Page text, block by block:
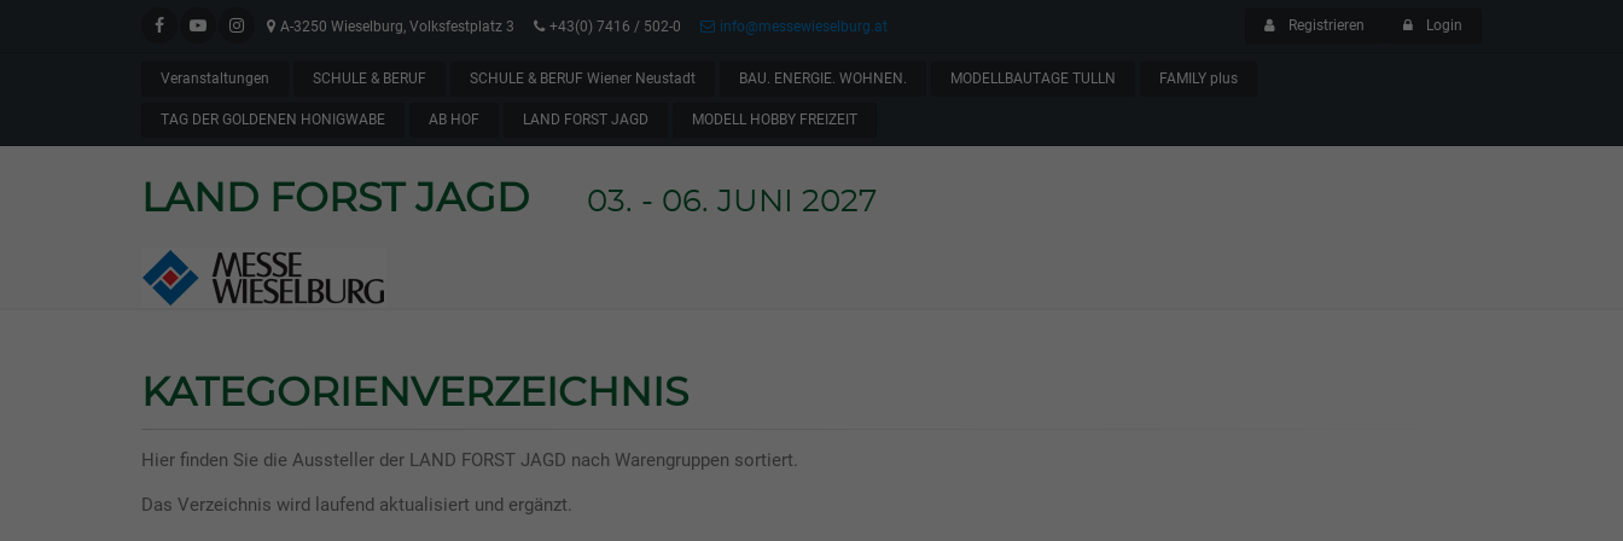
A-3250 Wieselburg, Volksfestplatz 3 +43(0) 7416 / 502-0 info@messewieselburg.at Registrieren Login
Veranstaltungen SCHULE & BERUF SCHULE & BERUF Wiener Neustadt BAU. ENERGIE. WOHNEN. MODELLBAUTAGE TULLN FAMILY plus
TAG DER GOLDENEN HONIGWABE AB HOF LAND FORST JAGD MODELL HOBBY FREIZEIT
LAND FORST JAGD 03. - 06. JUNI 2027
KATEGORIENVERZEICHNIS
Hier finden Sie die Aussteller der LAND FORST JAGD nach Warengruppen sortiert.
Das Verzeichnis wird laufend aktualisiert und ergänzt.